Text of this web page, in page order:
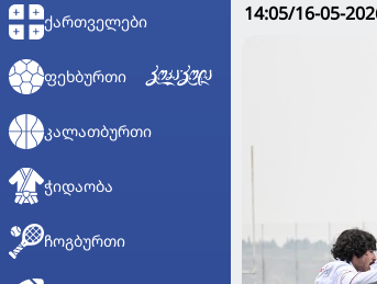
ᲥᲐᲠᲗᲕᲔᲚᲔᲑᲘ
ᲤᲔᲮᲑᲣᲠᲗᲘ
ᲙᲐᲚᲐᲗᲑᲣᲠᲗᲘ
ᲭᲘᲓᲐᲝᲑᲐ
ᲩᲝᲒᲑᲣᲠᲗᲘ
14:05/16-05-